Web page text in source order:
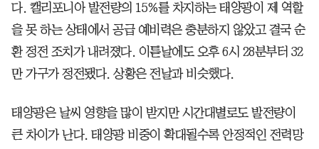
다. 캘리포니아 발전량의 15%를 차지하는 태양광이 제 역할
을 못 하는 상태에서 공급 예비력은 충분하지 않았고 결국 순
환 정전 조치가 내려졌다. 이튿날에도 오후 6시 28분부터 32
만 가구가 정전됐다. 상황은 전날과 비슷했다.
태양광은 날씨 영향을 많이 받지만 시간대별로도 발전량이
큰 차이가 난다. 태양광 비중이 확대될수록 안정적인 전력망